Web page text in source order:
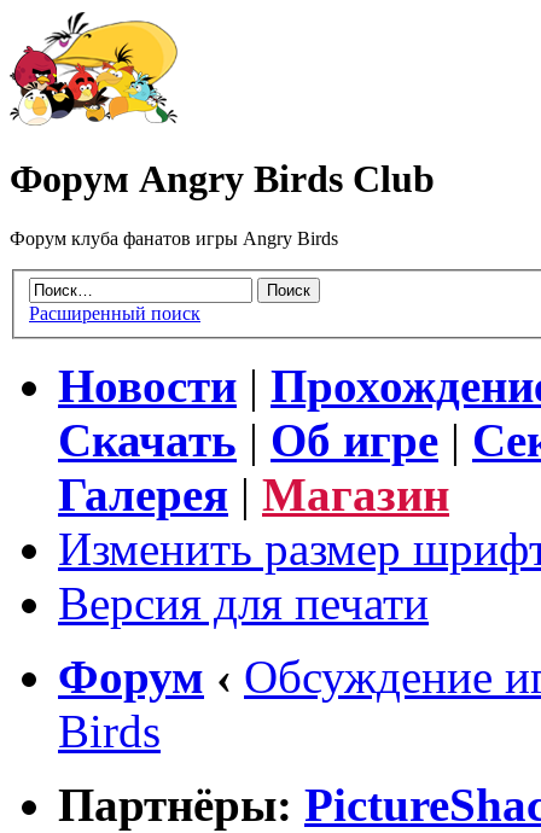
Форум Angry Birds Club
Форум клуба фанатов игры Angry Birds
Расширенный поиск
Новости |
Скачать | Об игре |
Галерея | Магазин
Изменить размер
Версия для печати
Форум ‹ Обсуждение
Birds
Партнёры: